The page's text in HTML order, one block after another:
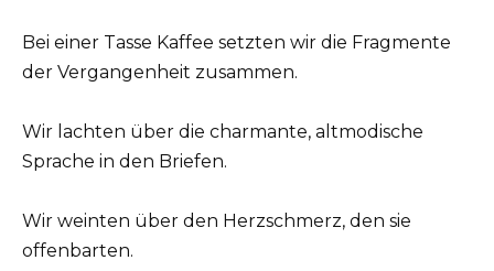
Bei einer Tasse Kaffee setzten wir die Fragmente
der Vergangenheit zusammen.
Wir lachten über die charmante, altmodische
Sprache in den Briefen.
Wir weinten über den Herzschmerz, den sie
offenbarten.